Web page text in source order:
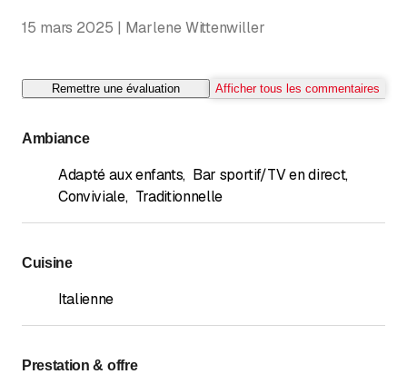
15 mars 2025 | Marlene Wittenwiller
Remettre une évaluation Afficher tous les commentaires
Ambiance
Adapté aux enfants, Bar sportif/TV en direct,
Conviviale, Traditionnelle
Cuisine
Italienne
Prestation & offre